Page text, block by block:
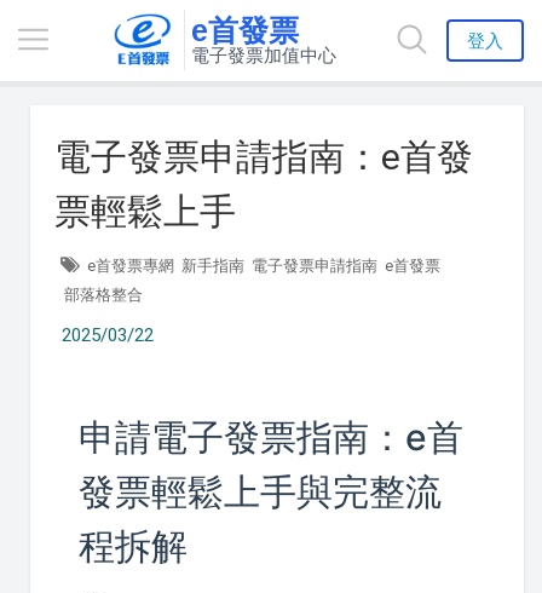
e首發票
電子發票加值中心
登入
電子發票申請指南：e首發
票輕鬆上手
e首發票專網 新手指南 電子發票申請指南 e首發票
部落格整合
2025/03/22
申請電子發票指南：e首
發票輕鬆上手與完整流
程拆解